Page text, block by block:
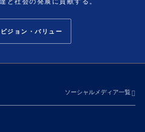
ジョン・バリュー
ソーシャルメディア一覧